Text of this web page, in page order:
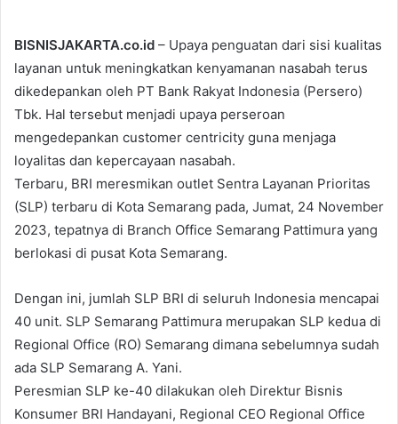
BISNISJAKARTA.co.id – Upaya penguatan dari sisi kualitas
layanan untuk meningkatkan kenyamanan nasabah terus
dikedepankan oleh PT Bank Rakyat Indonesia (Persero)
Tbk. Hal tersebut menjadi upaya perseroan
mengedepankan customer centricity guna menjaga
loyalitas dan kepercayaan nasabah.
Terbaru, BRI meresmikan outlet Sentra Layanan Prioritas
(SLP) terbaru di Kota Semarang pada, Jumat, 24 November
2023, tepatnya di Branch Office Semarang Pattimura yang
berlokasi di pusat Kota Semarang.
Dengan ini, jumlah SLP BRI di seluruh Indonesia mencapai
40 unit. SLP Semarang Pattimura merupakan SLP kedua di
Regional Office (RO) Semarang dimana sebelumnya sudah
ada SLP Semarang A. Yani.
Peresmian SLP ke-40 dilakukan oleh Direktur Bisnis
Konsumer BRI Handayani, Regional CEO Regional Office